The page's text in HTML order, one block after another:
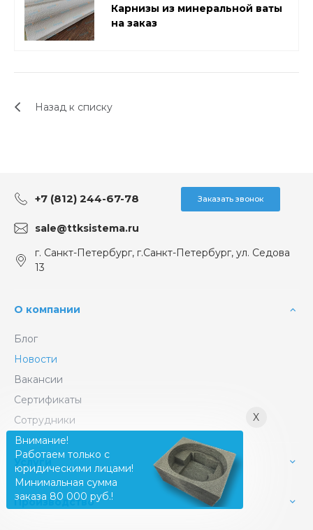
Карнизы из минеральной ваты
на заказ
Назад к списку
+7 (812) 244-67-78 Заказать звонок
sale@ttksistema.ru
г. Санкт-Петербург, г.Санкт-Петербург, ул. Седова
13
О компании
Блог
Новости
Вакансии
Сертификаты
Сотрудники
Услуги
Производство
X
Внимание!
Работаем только с
юридическими лицами!
Минимальная сумма
заказа 80 000 руб.!